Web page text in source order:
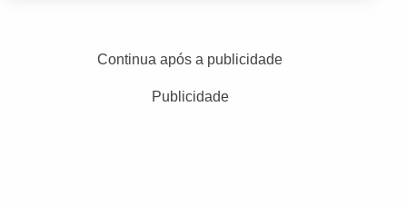
Continua após a publicidade
Publicidade